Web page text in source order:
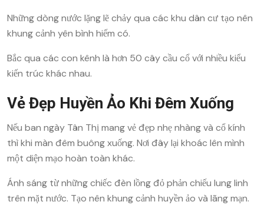
Những dòng nước lặng lẽ chảy qua các khu dân cư tạo nên
khung cảnh yên bình hiếm có.
Bắc qua các con kênh là hơn 50 cây cầu cổ với nhiều kiểu
kiến trúc khác nhau.
Vẻ Đẹp Huyền Ảo Khi Đêm Xuống
Nếu ban ngày Tân Thị mang vẻ đẹp nhẹ nhàng và cổ kính
thì khi màn đêm buông xuống. Nơi đây lại khoác lên mình
một diện mạo hoàn toàn khác.
Ánh sáng từ những chiếc đèn lồng đỏ phản chiếu lung linh
trên mặt nước. Tạo nên khung cảnh huyền ảo và lãng mạn.